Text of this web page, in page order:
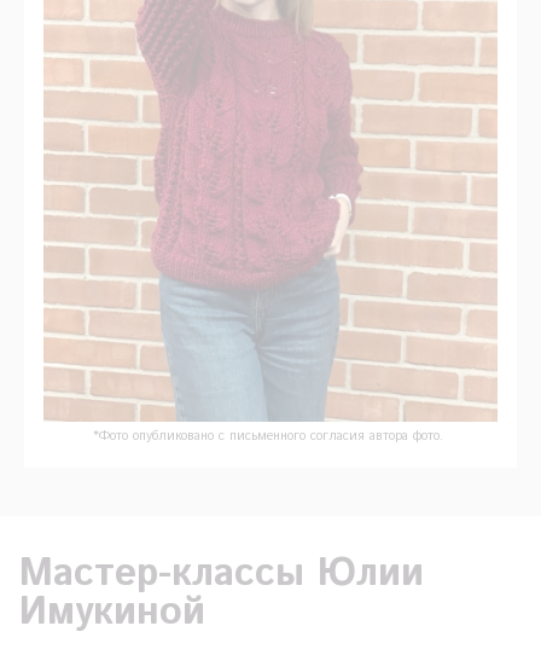
*Фото опубликовано с письменного согласия автора фото.
Мастер-классы Юлии
Имукиной